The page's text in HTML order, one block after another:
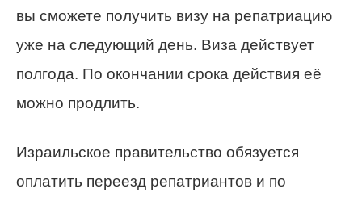
вы сможете получить визу на репатриацию
уже на следующий день. Виза действует
полгода. По окончании срока действия её
можно продлить.
Израильское правительство обязуется
оплатить переезд репатриантов и по